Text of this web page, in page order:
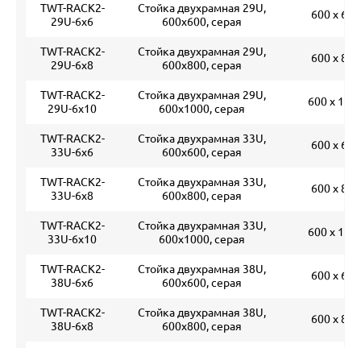
TWT-RACK2-
29U-6x6
Стойка двухрамная 29U,
600x600, серая
600 х
TWT-RACK2-
29U-6x8
Стойка двухрамная 29U,
600x800, серая
600 х
TWT-RACK2-
29U-6x10
Стойка двухрамная 29U,
600x1000, серая
600 х
TWT-RACK2-
33U-6x6
Стойка двухрамная 33U,
600x600, серая
600 х
TWT-RACK2-
33U-6x8
Стойка двухрамная 33U,
600x800, серая
600 х
TWT-RACK2-
33U-6x10
Стойка двухрамная 33U,
600x1000, серая
600 х
TWT-RACK2-
38U-6x6
Стойка двухрамная 38U,
600x600, серая
600 х
TWT-RACK2-
38U-6x8
Стойка двухрамная 38U,
600x800, серая
600 х